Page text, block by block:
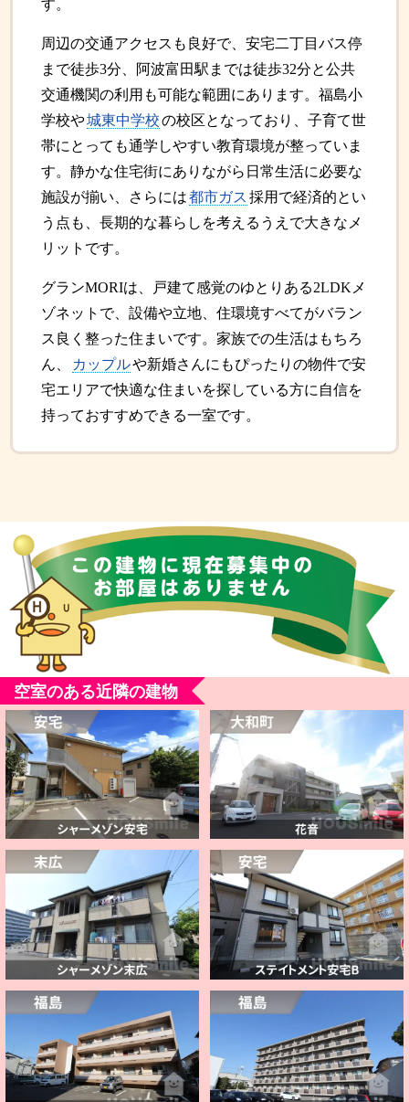
す。
周辺の交通アクセスも良好で、安宅二丁目バス停
まで徒歩3分、阿波富田駅までは徒歩32分と公共
交通機関の利用も可能な範囲にあります。福島小
学校や城東中学校の校区となっており、子育て世
帯にとっても通学しやすい教育環境が整っていま
す。静かな住宅街にありながら日常生活に必要な
施設が揃い、さらには都市ガス 採用で経済的とい
う点も、長期的な暮らしを考えるうえで大きなメ
リットです。
グランMORIは、戸建て感覚のゆとりある2LDKメ
ゾネットで、設備や立地、住環境すべてがバラン
ス良く整った住まいです。家族での生活はもちろ
ん、
カップルや新婚さんにもぴったりの物件で安
宅エリアで快適な住まいを探している方に自信を
持っておすすめできる一室です。
空室のある近隣の建物